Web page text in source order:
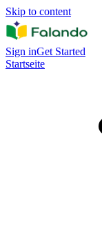
Skip to content
Sign inGet Started
Startseite